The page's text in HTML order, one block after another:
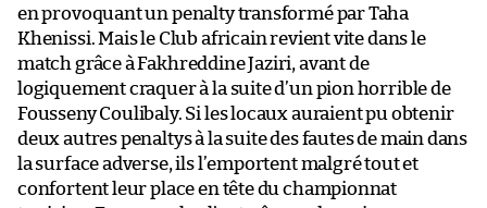
en provoquant un penalty transformé par Taha
Khenissi. Mais le Club africain revient vite dans le
match grâce à Fakhreddine Jaziri, avant de
logiquement craquer à la suite d’un pion horrible de
Fousseny Coulibaly. Si les locaux auraient pu obtenir
deux autres penaltys à la suite des fautes de main dans
la surface adverse, ils l’emportent malgré tout et
confortent leur place en tête du championnat